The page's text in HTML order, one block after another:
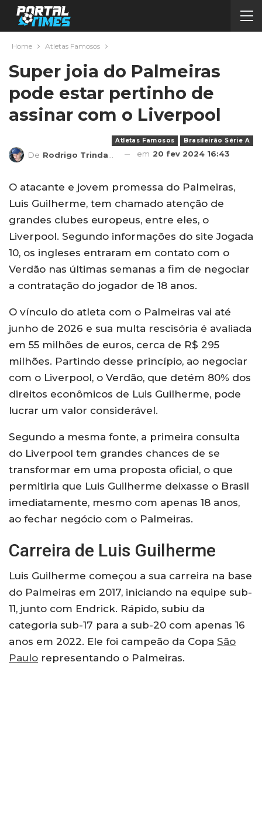
Home Atletas Famosos
Super joia do Palmeiras
pode estar pertinho de
assinar com o Liverpool
Atletas Famosos Brasileirão Série A
De Rodrigo Trindade em 20 fev 2024 16:43
O atacante e jovem promessa do Palmeiras,
Luis Guilherme, tem chamado atenção de
grandes clubes europeus, entre eles, o
Liverpool. Segundo informações do site Jogada
10, os ingleses entraram em contato com o
Verdão nas últimas semanas a fim de negociar
a contratação do jogador de 18 anos.
O vínculo do atleta com o Palmeiras vai até
junho de 2026 e sua multa rescisória é avaliada
em 55 milhões de euros, cerca de R$ 295
milhões. Partindo desse princípio, ao negociar
com o Liverpool, o Verdão, que detém 80% dos
direitos econômicos de Luis Guilherme, pode
lucrar um valor considerável.
Segundo a mesma fonte, a primeira consulta
do Liverpool tem grandes chances de se
transformar em uma proposta oficial, o que
permitiria que Luis Guilherme deixasse o Brasil
imediatamente, mesmo com apenas 18 anos,
ao fechar negócio com o Palmeiras.
Carreira de Luis Guilherme
Luis Guilherme começou a sua carreira na base
do Palmeiras em 2017, iniciando na equipe sub-
11, junto com Endrick. Rápido, subiu da
categoria sub-17 para a sub-20 com apenas 16
anos em 2022. Ele foi campeão da Copa São
Paulo representando o Palmeiras.